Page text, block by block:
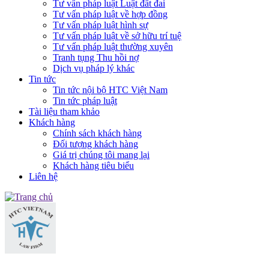
Tư vấn pháp luật Luật đất đai
Tư vấn pháp luật về hợp đồng
Tư vấn pháp luật hình sự
Tư vấn pháp luật về sở hữu trí tuệ
Tư vấn pháp luật thường xuyên
Tranh tụng Thu hồi nợ
Dịch vụ pháp lý khác
Tin tức
Tin tức nội bộ HTC Việt Nam
Tin tức pháp luật
Tài liệu tham khảo
Khách hàng
Chính sách khách hàng
Đối tượng khách hàng
Giá trị chúng tôi mang lại
Khách hàng tiêu biểu
Liên hệ